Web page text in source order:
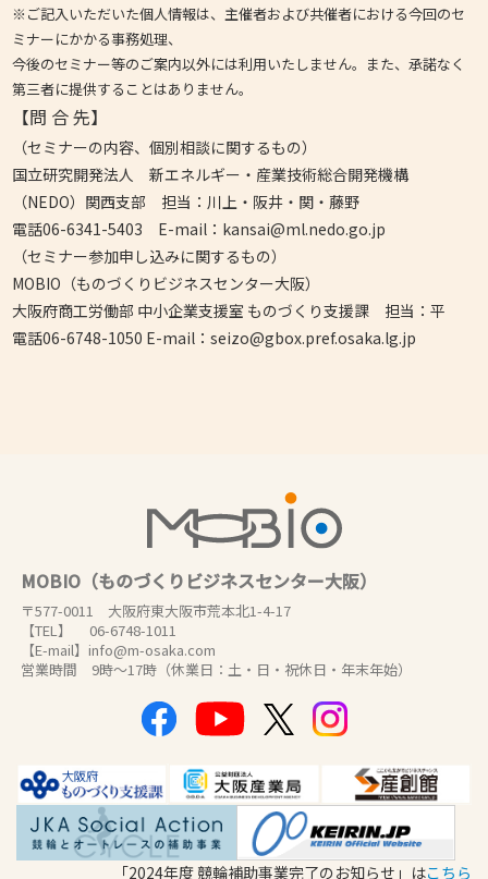
※ご記入いただいた個人情報は、主催者および共催者における今回のセ
ミナーにかかる事務処理、
今後のセミナー等のご案内以外には利用いたしません。また、承諾なく
第三者に提供することはありません。
【問 合先】
（セミナーの内容、個別相談に関するもの）
国立研究開発法人 新エネルギー・産業技術総合開発機構
（NEDO）関西支部 担当：川上・阪井・関・藤野
電話06-6341-5403 E-mail：kansai@ml.nedo.go.jp
（セミナー参加申し込みに関するもの）
MOBIO（ものづくりビジネスセンター大阪）
大阪府商工労働部 中小企業支援室 ものづくり支援課 担当：平
電話06-6748-1050 E-mail：seizo@gbox.pref.osaka.lg.jp
MOBIO（ものづくりビジネスセンター大阪）
〒577-0011 大阪府東大阪市荒本北1-4-17
【TEL】 06-6748-1011
【E-mail】info@m-osaka.com
営業時間 9時～17時（休業日：土・日・祝休日・年末年始）
「2024年度 競輪補助事業完了のお知らせ」はこちら